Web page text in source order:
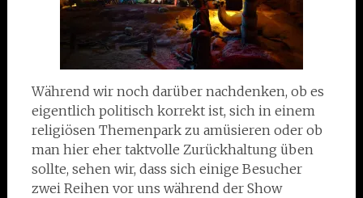
Während wir noch darüber nachdenken, ob es
eigentlich politisch korrekt ist, sich in einem
religiösen Themenpark zu amüsieren oder ob
man hier eher taktvolle Zurückhaltung üben
sollte, sehen wir, dass sich einige Besucher
zwei Reihen vor uns während der Show